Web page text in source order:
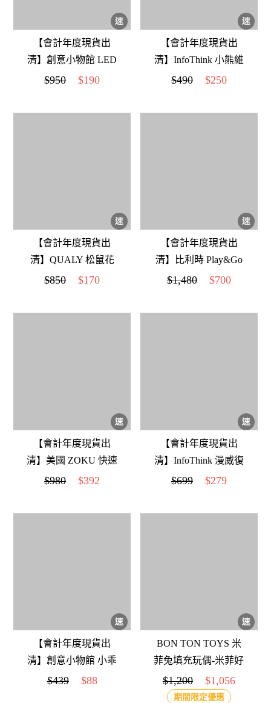
【會計年度現貨出
清】創意小物館 LED
音樂小夜燈 布拉姆斯
$950 $190
【會計年度現貨出
清】InfoThink 小熊維
尼系列感應燈 屹耳
$490 $250
【會計年度現貨出
清】QUALY 松鼠花
器(咖啡筒+粉紅盆)
$850 $170
【會計年度現貨出
清】比利時 Play&Go
玩具整理袋-藝術家聯
$1,480 $700
【會計年度現貨出
清】美國 ZOKU 快速
製冰淇淋機-綠色
$980 $392
【會計年度現貨出
清】InfoThink 漫威復
仇者聯盟系列無線光
$699 $279
【會計年度現貨出
清】創意小物館 小乖
鴨桌面吸塵器 小萌-藍
$439 $88
BON TON TOYS 米
菲兔填充玩偶-米菲好
朋友
$1,200 $1,056
期間限定優惠